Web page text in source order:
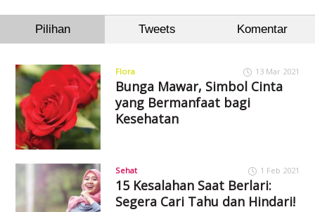
Pilihan Tweets Komentar
Flora 13 Mar 2021
Bunga Mawar, Simbol Cinta
yang Bermanfaat bagi
Kesehatan
Sehat 1 Feb 2021
15 Kesalahan Saat Berlari:
Segera Cari Tahu dan Hindari!